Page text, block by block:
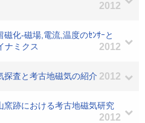
2012
化-磁場,電流,温度のｾﾝｻｰと
ナミクス
2012
探査と考古地磁気の紹介 2012
窯跡における考古地磁気研究
2012